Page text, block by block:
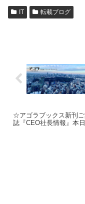
IT 転載ブログ
☆アゴラブックス新刊
誌『CEO社長情報』本